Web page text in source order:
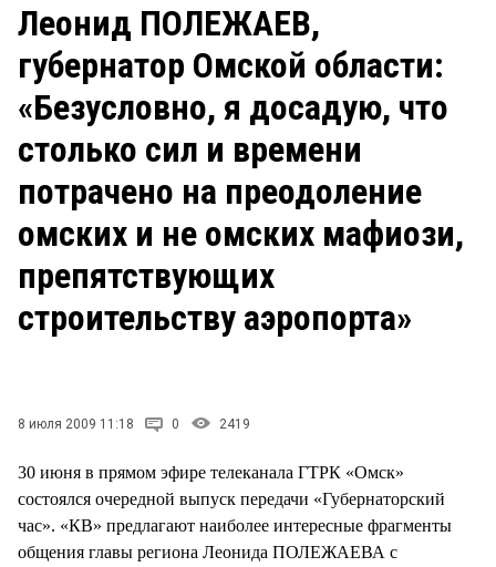
ЗАКОН
НОВОСТИ КОМПАНИЙ
СТИЛЬ ЖИЗНИ
Рейтинги
Блоги
Архив
Леонид ПОЛЕЖАЕВ,
губернатор Омской области:
«Безусловно, я досадую, что
столько сил и времени
потрачено на преодоление
омских и не омских мафиози,
препятствующих
строительству аэропорта»
8 июля 2009 11:18 0 2419
30 июня в прямом эфире телеканала ГТРК «Омск»
состоялся очередной выпуск передачи «Губернаторский
час». «КВ» предлагают наиболее интересные фрагменты
общения главы региона Леонида ПОЛЕЖАЕВА с